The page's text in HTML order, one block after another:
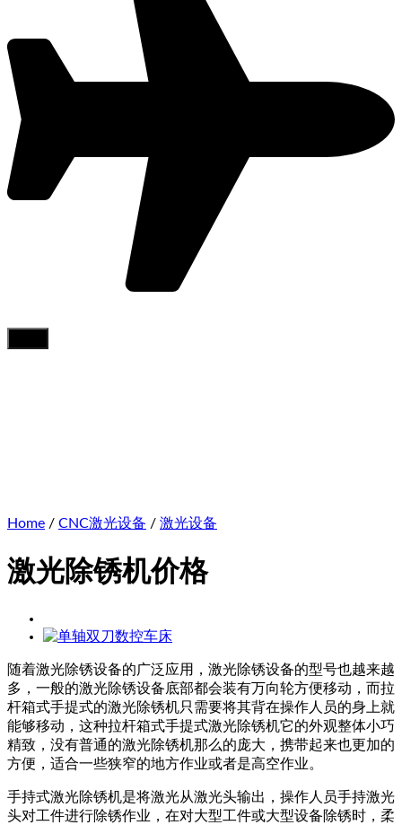
Home / CNC激光设备 / 激光设备
激光除锈机价格
随着激光除锈设备的广泛应用，激光除锈设备的型号也越来越
多，一般的激光除锈设备底部都会装有万向轮方便移动，而拉
杆箱式手提式的激光除锈机只需要将其背在操作人员的身上就
能够移动，这种拉杆箱式手提式激光除锈机它的外观整体小巧
精致，没有普通的激光除锈机那么的庞大，携带起来也更加的
方便，适合一些狭窄的地方作业或者是高空作业。
手持式激光除锈机是将激光从激光头输出，操作人员手持激光
头对工件进行除锈作业，在对大型工件或大型设备除锈时，柔